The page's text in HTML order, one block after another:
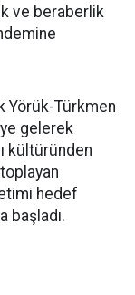
ve beraberlik
Yörük-Türkmen
gelerek
kültüründen
hedef
başladı.